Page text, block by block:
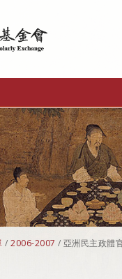
/2006-2007 / 亞洲民主政體